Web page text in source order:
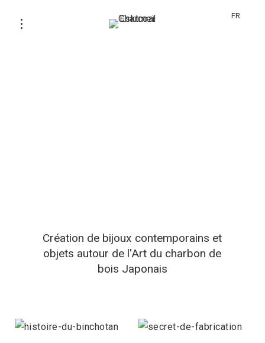
FR
Création de bijoux contemporains et
objets autour de l'Art du charbon de
bois Japonais